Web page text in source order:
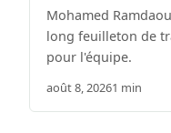
Mohamed
long feuilleton de
pour l'équipe.
août 8, 20261 min